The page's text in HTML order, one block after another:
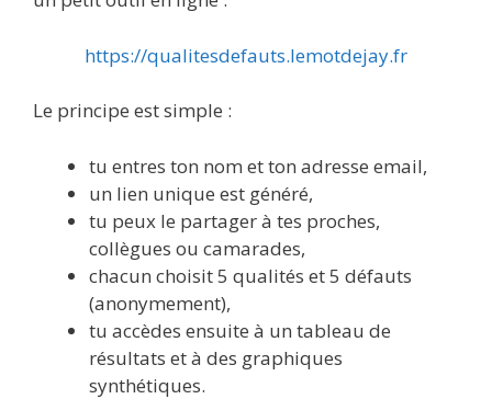
https://qualitesdefauts.lemotdejay.fr
Le principe est simple :
tu entres ton nom et ton adresse email,
un lien unique est généré,
tu peux le partager à tes proches,
collègues ou camarades,
chacun choisit 5 qualités et 5 défauts
(anonymement),
tu accèdes ensuite à un tableau de
résultats et à des graphiques
synthétiques.